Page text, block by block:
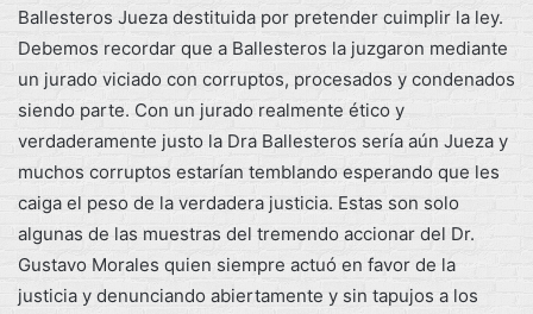
Ballesteros Jueza destituida por pretender cuimplir la ley.
Debemos recordar que a Ballesteros la juzgaron mediante
un jurado viciado con corruptos, procesados y condenados
siendo parte. Con un jurado realmente ético y
verdaderamente justo la Dra Ballesteros sería aún Jueza y
muchos corruptos estarían temblando esperando que les
caiga el peso de la verdadera justicia. Estas son solo
algunas de las muestras del tremendo accionar del Dr.
Gustavo Morales quien siempre actuó en favor de la
justicia y denunciando abiertamente y sin tapujos a los